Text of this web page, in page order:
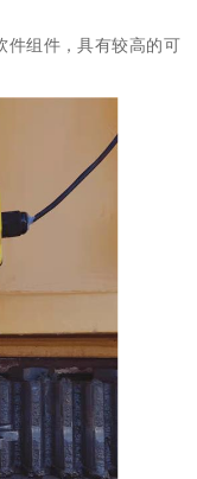
件组件，具有较高的可